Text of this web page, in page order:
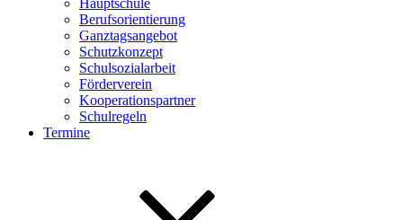
Hauptschule
Berufsorientierung
Ganztagsangebot
Schutzkonzept
Schulsozialarbeit
Förderverein
Kooperationspartner
Schulregeln
Termine